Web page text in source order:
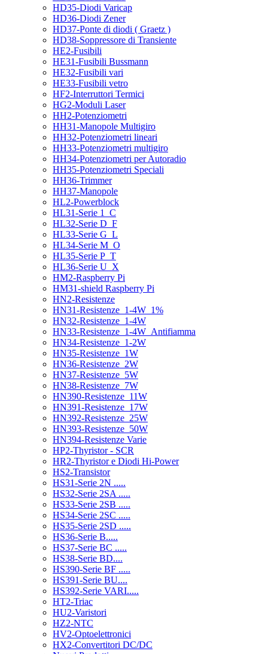
HD35-Diodi Varicap
HD36-Diodi Zener
HD37-Ponte di diodi ( Graetz )
HD38-Soppressore di Transiente
HE2-Fusibili
HE31-Fusibili Bussmann
HE32-Fusibili vari
HE33-Fusibili vetro
HF2-Interruttori Termici
HG2-Moduli Laser
HH2-Potenziometri
HH31-Manopole Multigiro
HH32-Potenziometri lineari
HH33-Potenziometri multigiro
HH34-Potenziometri per Autoradio
HH35-Potenziometri Speciali
HH36-Trimmer
HH37-Manopole
HL2-Powerblock
HL31-Serie 1_C
HL32-Serie D_F
HL33-Serie G_L
HL34-Serie M_O
HL35-Serie P_T
HL36-Serie U_X
HM2-Raspberry Pi
HM31-shield Raspberry Pi
HN2-Resistenze
HN31-Resistenze_1-4W_1%
HN32-Resistenze_1-4W
HN33-Resistenze_1-4W_Antifiamma
HN34-Resistenze_1-2W
HN35-Resistenze_1W
HN36-Resistenze_2W
HN37-Resistenze_5W
HN38-Resistenze_7W
HN390-Resistenze_11W
HN391-Resistenze_17W
HN392-Resistenze_25W
HN393-Resistenze_50W
HN394-Resistenze Varie
HP2-Thyristor - SCR
HR2-Thyristor e Diodi Hi-Power
HS2-Transistor
HS31-Serie 2N .....
HS32-Serie 2SA .....
HS33-Serie 2SB .....
HS34-Serie 2SC .....
HS35-Serie 2SD .....
HS36-Serie B.....
HS37-Serie BC .....
HS38-Serie BD....
HS390-Serie BF .....
HS391-Serie BU....
HS392-Serie VARI.....
HT2-Triac
HU2-Varistori
HZ2-NTC
HV2-Optoelettronici
HX2-Convertitori DC/DC